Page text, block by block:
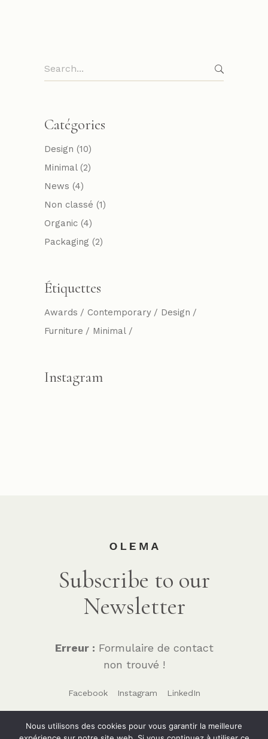
Catégories
Design (10)
Minimal(2)
News (4)
Non classé (1)
Organic (4)
Packaging (2)
Étiquettes
Awards Contemporary
Design
Furniture
Minimal
Instagram
Subscribe to our
Newsletter
Erreur : Formulaire de contact
non trouvé !
Facebook Instagram LinkedIn
Nous utilisons des cookies pour vous garantir la meilleure